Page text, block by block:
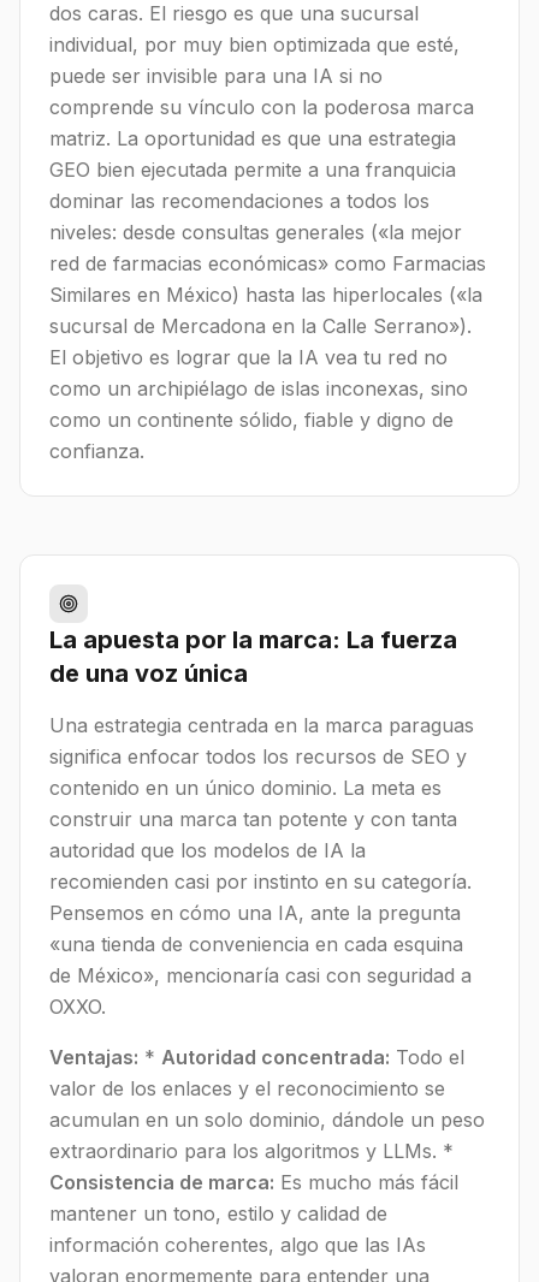
dos caras. El riesgo es que una sucursal
individual, por muy bien optimizada que esté,
puede ser invisible para una IA si no
comprende su vínculo con la poderosa marca
matriz. La oportunidad es que una estrategia
GEO bien ejecutada permite a una franquicia
dominar las recomendaciones a todos los
niveles: desde consultas generales («la mejor
red de farmacias económicas» como Farmacias
Similares en México) hasta las hiperlocales («la
sucursal de Mercadona en la Calle Serrano»).
El objetivo es lograr que la IA vea tu red no
como un archipiélago de islas inconexas, sino
como un continente sólido, fiable y digno de
confianza.
La apuesta por la marca: La fuerza
de una voz única
Una estrategia centrada en la marca paraguas
significa enfocar todos los recursos de SEO y
contenido en un único dominio. La meta es
construir una marca tan potente y con tanta
autoridad que los modelos de IA la
recomienden casi por instinto en su categoría.
Pensemos en cómo una IA, ante la pregunta
«una tienda de conveniencia en cada esquina
de México», mencionaría casi con seguridad a
OXXO.
Ventajas: * Autoridad concentrada: Todo el
valor de los enlaces y el reconocimiento se
acumulan en un solo dominio, dándole un peso
extraordinario para los algoritmos y LLMs. *
Consistencia de marca: Es mucho más fácil
mantener un tono, estilo y calidad de
información coherentes, algo que las IAs
valoran enormemente para entender una